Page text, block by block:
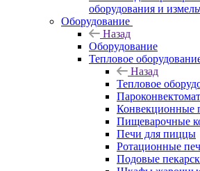
оборудования и
Оборудование
Назад
Оборудование
Тепловое
Назад
Тепловое
Конвекционные
Пищеварочные
Печи для пиццы
Ротационные
Подовые